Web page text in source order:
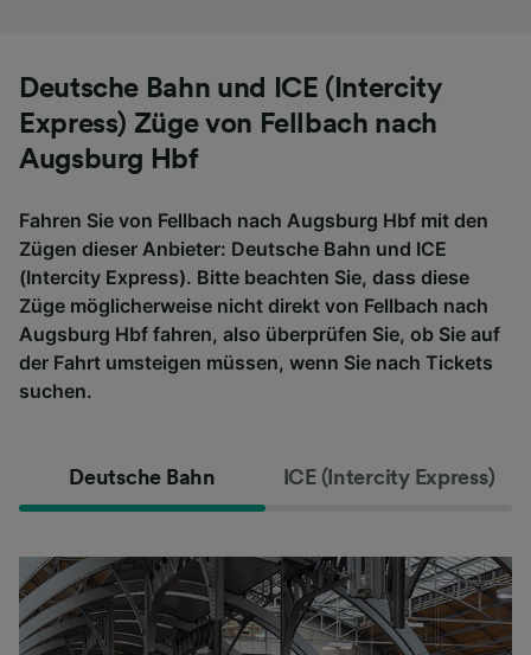
Deutsche Bahn und ICE (Intercity
Express) Züge von Fellbach nach
Augsburg Hbf
Fahren Sie von Fellbach nach Augsburg Hbf mit den
Zügen dieser Anbieter: Deutsche Bahn und ICE
(Intercity Express). Bitte beachten Sie, dass diese
Züge möglicherweise nicht direkt von Fellbach nach
Augsburg Hbf fahren, also überprüfen Sie, ob Sie auf
der Fahrt umsteigen müssen, wenn Sie nach Tickets
suchen.
Deutsche Bahn ICE (Intercity Express)